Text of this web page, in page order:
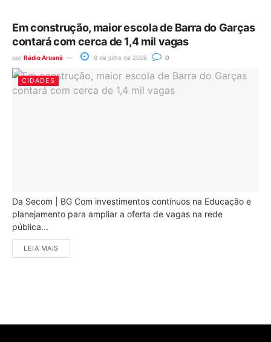
Em construção, maior escola de Barra do Garças
contará com cerca de 1,4 mil vagas
por Rádio Aruanã 8 de julho de 2026 0
CIDADES
Da Secom | BG Com investimentos contínuos na Educação e
planejamento para ampliar a oferta de vagas na rede
pública...
LEIA MAIS